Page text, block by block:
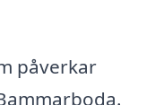
påverkar